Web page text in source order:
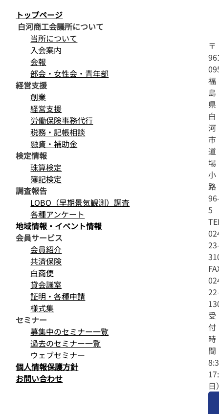
〒
福
島
県
白
河
市
道
場
小
路
5
受
付
時
間
日
トップページ
白河商工会議所について
当所について
入会案内
会報
部会・女性会・青年部
経営支援
創業
経営支援
労働保険事務代行
税務・記帳相談
融資・補助金
検定情報
珠算検定
簿記検定
調査報告
LOBO（早期景気観測）調査
各種アンケート
地域情報・イベント情報
会員サービス
会員紹介
共済保険
白商便
貸会議室
証明・各種申請
様式集
セミナー
募集中のセミナー一覧
過去のセミナー一覧
ウェブセミナー
個人情報保護方針
お問い合わせ